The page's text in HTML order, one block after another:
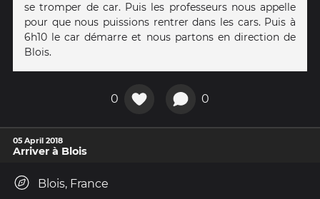
se tromper de car. Puis les professeurs nous appelle
pour que nous puissions rentrer dans les cars. Puis à
6h10 le car démarre et nous partons en direction de
Blois.
0 0
05 April 2018
Arriver à Blois
Blois, France